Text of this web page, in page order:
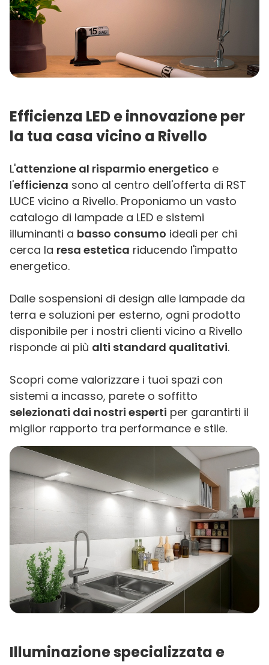
Efficienza LED e innovazione per
la tua casa vicino a Rivello
L'attenzione al risparmio energetico e
l'efficienza sono al centro dell'offerta di RST
LUCE vicino a Rivello. Proponiamo un vasto
catalogo di lampade a LED e sistemi
illuminanti a basso consumo ideali per chi
cerca la resa estetica riducendo l'impatto
energetico.
Dalle sospensioni di design alle lampade da
terra e soluzioni per esterno, ogni prodotto
disponibile per i nostri clienti vicino a Rivello
risponde ai più alti standard qualitativi.
Scopri come valorizzare i tuoi spazi con
sistemi a incasso, parete o soffitto
selezionati dai nostri esperti per garantirti il
miglior rapporto tra performance e stile.
Illuminazione specializzata e